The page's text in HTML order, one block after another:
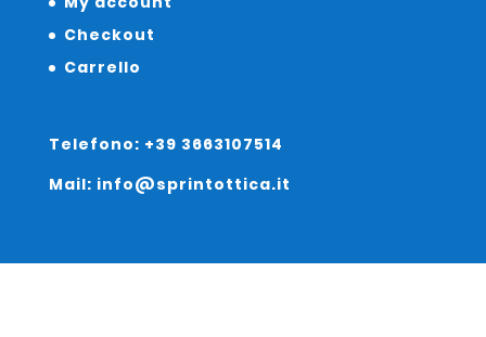
Checkout
Carrello
Telefono: +39 3663107514
Mail: info@sprintottica.it